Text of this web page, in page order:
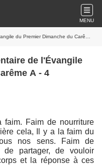
MENU
du Premier Dimanche du Carême A - 4
de l'Évangile
A - 4
faim. Faim de nourriture
cela, Il y a la faim du
nos sens. Faim de
de partager, de vouloir
et la réponse à ces